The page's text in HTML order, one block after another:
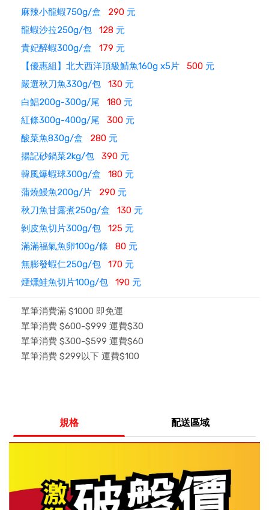
麻辣小龍蝦750g/盒 290 元
龍蝦沙拉250g/包 128 元
貴妃醉蝦300g/盒 179 元
【優惠組】北大西洋頂級鯖魚160g x5片 500 元
嚴選秋刀魚330g/包 130 元
白鯧200g-300g/尾 180 元
紅條300g-400g/尾 300 元
酸菜魚830g/盒 280 元
揚記砂鍋菜2kg/包 390 元
韓風爆蝦球300g/盒 180 元
蒲燒鰻魚200g/片 290 元
秋刀魚甘露煮250g/盒 130 元
剝皮魚切片300g/包 125 元
滿滿福氣魚卵100g/條 80 元
無膨發蝦仁250g/包 170 元
煙燻鮭魚切片100g/包 190 元
單筆消費滿 $1000 即免運
單筆消費 $600-$999 運費$30
單筆消費 $300-$599 運費$60
單筆消費 $299以下 運費$100
規格 配送區域